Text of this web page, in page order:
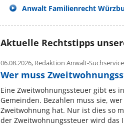
Anwalt Familienrecht
Aktuelle Rechtstipps
06.08.2026, Redaktion Anwalt-Suchservice
Wer muss
Eine Zweitwohnungssteuer gibt es
Gemeinden. Bezahlen muss sie,
Zweitwohnung hat. Nur ist dies so
der Zweitwohnungssteuer wird das